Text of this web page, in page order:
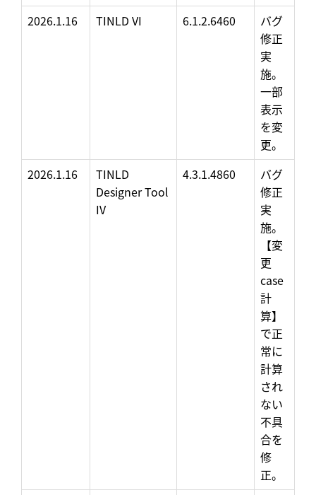
2026.1.16
TINLD VI 6.1.2.6460
バグ
修正
実
施。
一部
表示
を変
更。
2026.1.16
TINLD
Designer Tool
IV
4.3.1.4860
バグ
修正
実
施。
【変
更
case
計
算】
で正
常に
計算
され
ない
不具
合を
修
正。